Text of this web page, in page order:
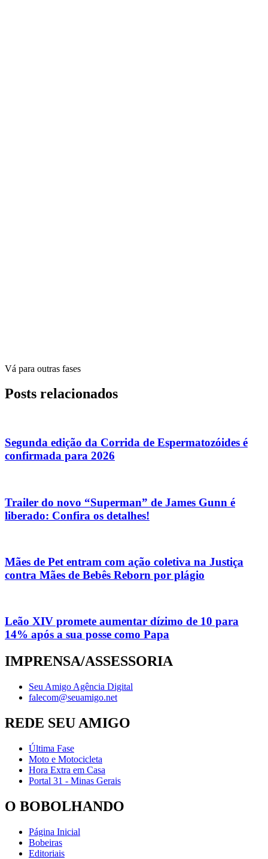
Vá para outras fases
Posts relacionados
Segunda edição da Corrida de Espermatozóides é
confirmada para 2026
Trailer do novo “Superman” de James Gunn é
liberado: Confira os detalhes!
Mães de Pet entram com ação coletiva na Justiça
contra Mães de Bebês Reborn por plágio
Leão XIV promete aumentar dízimo de 10 para
14% após a sua posse como Papa
IMPRENSA/ASSESSORIA
Seu Amigo Agência Digital
falecom@seuamigo.net
REDE SEU AMIGO
Última Fase
Moto e Motocicleta
Hora Extra em Casa
Portal 31 - Minas Gerais
O BOBOLHANDO
Página Inicial
Bobeiras
Editoriais